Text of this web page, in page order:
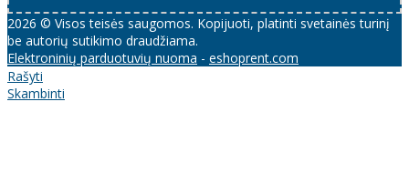
2026 © Visos teisės saugomos. Kopijuoti, platinti svetainės turinį
be autorių sutikimo draudžiama.
Elektroninių parduotuvių nuoma - eshoprent.com
Rašyti
Skambinti